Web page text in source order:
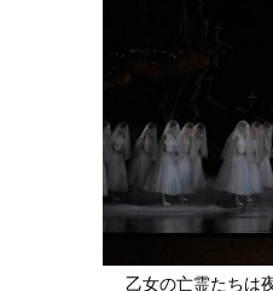
乙女の亡霊たちは